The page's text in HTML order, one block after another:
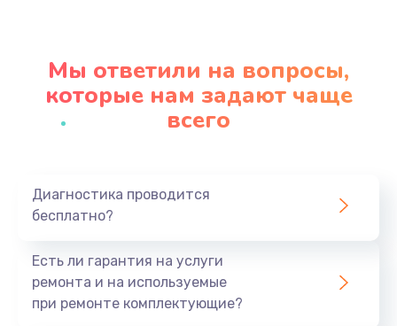
Заказать
Замена термопасты
Замена системы охлаждения
Заказать
Мы ответили на вопросы,
которые нам задают чаще
всего
Диагностика проводится
бесплатно?
Есть ли гарантия на услуги
ремонта и на используемые
при ремонте комплектующие?